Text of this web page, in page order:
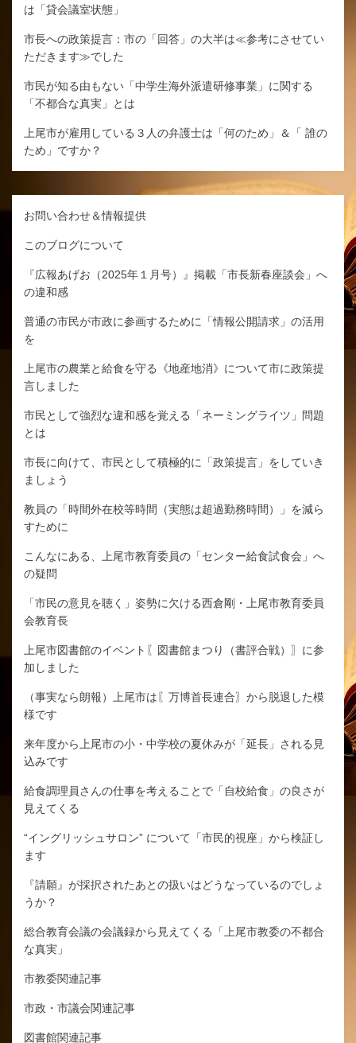
は「貸会議室状態」
市長への政策提言：市の「回答」の大半は≪参考にさせてい
ただきます≫でした
市民が知る由もない「中学生海外派遣研修事業」に関する
「不都合な真実」とは
上尾市が雇用している３人の弁護士は「何のため」＆「 誰の
ため」ですか？
お問い合わせ＆情報提供
このブログについて
『広報あげお（2025年１月号）』掲載「市長新春座談会」へ
の違和感
普通の市民が市政に参画するために「情報公開請求」の活用
を
上尾市の農業と給食を守る《地産地消》について市に政策提
言しました
市民として強烈な違和感を覚える「ネーミングライツ」問題
とは
市長に向けて、市民として積極的に「政策提言」をしていき
ましょう
教員の「時間外在校等時間（実態は超過勤務時間）」を減ら
すために
こんなにある、上尾市教育委員の「センター給食試食会」へ
の疑問
「市民の意見を聴く」姿勢に欠ける西倉剛・上尾市教育委員
会教育長
上尾市図書館のイベント〖図書館まつり（書評合戦）〗に参
加しました
（事実なら朗報）上尾市は〖万博首長連合〗から脱退した模
様です
来年度から上尾市の小・中学校の夏休みが「延長」される見
込みです
給食調理員さんの仕事を考えることで「自校給食」の良さが
見えてくる
“イングリッシュサロン” について「市民的視座」から検証し
ます
『請願』が採択されたあとの扱いはどうなっているのでしょ
うか？
総合教育会議の会議録から見えてくる「上尾市教委の不都合
な真実」
市教委関連記事
市政・市議会関連記事
図書館関連記事